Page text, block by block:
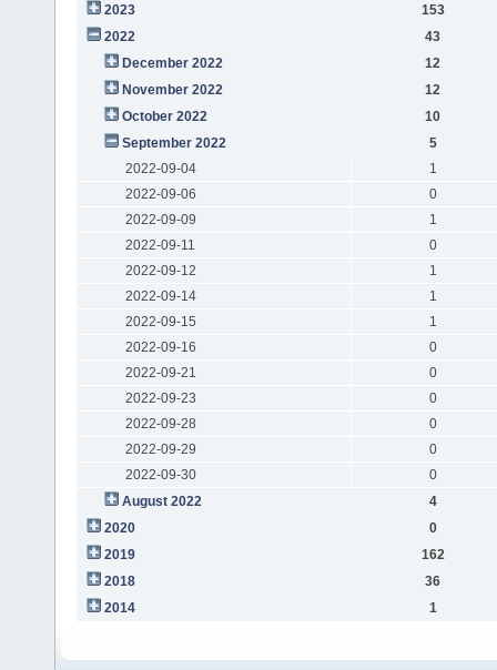
2023
153
2022
43
December 2022
12
November 2022
12
October 2022
10
September 2022
5
2022-09-04
1
2022-09-06
0
2022-09-09
1
2022-09-11
0
2022-09-12
1
2022-09-14
1
2022-09-15
1
2022-09-16
0
2022-09-21
0
2022-09-23
0
2022-09-28
0
2022-09-29
0
2022-09-30
0
August 2022
4
2020
0
2019
162
2018
36
2014
1